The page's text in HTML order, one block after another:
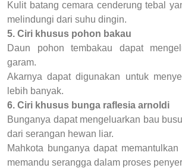
Kulit batang cemara cenderung tebal
melindungi dari suhu dingin.
5. Ciri khusus pohon bakau
Daun pohon tembakau dapat
garam.
Akarnya dapat digunakan untuk
lebih banyak.
6. Ciri khusus bunga raflesia arnoldi
Bunganya dapat mengeluarkan bau
dari serangan hewan liar.
Mahkota bunganya dapat
memandu serangga dalam proses